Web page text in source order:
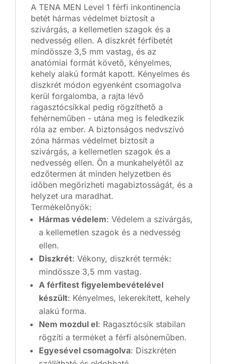
A TENA MEN Level 1 férfi inkontinencia
betét hármas védelmet biztosít a
szivárgás, a kellemetlen szagok és a
nedvesség ellen. A diszkrét férfibetét
mindössze 3,5 mm vastag, és az
anatómiai formát követő, kényelmes,
kehely alakú formát kapott. Kényelmes és
diszkrét módon egyenként csomagolva
kerül forgalomba, a rajta lévő
ragasztócsíkkal pedig rögzíthető a
fehérneműben - utána meg is feledkezik
róla az ember. A biztonságos nedvszívó
zóna hármas védelmet biztosít a
szivárgás, a kellemetlen szagok és a
nedvesség ellen. Ön a munkahelyétől az
edzőtermen át minden helyzetben és
időben megőrizheti magabiztosságát, és a
helyzet ura maradhat.
Termékelőnyök:
Hármas védelem: Védelem a szivárgás,
a kellemetlen szagok és a nedvesség
ellen.
Diszkrét: Vékony, diszkrét termék:
mindössze 3,5 mm vastag.
A férfitest figyelembevételével
készült: Kényelmes, lekerekített, kehely
alakú forma.
Nem mozdul el: Ragasztócsík stabilan
rögzíti a terméket a férfi alsóneműben.
Egyesével csomagolva: Diszkréten